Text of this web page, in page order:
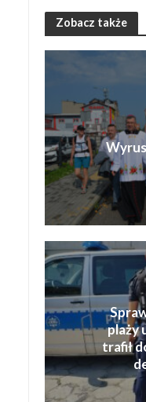
Zobacz także
plaży
trafił